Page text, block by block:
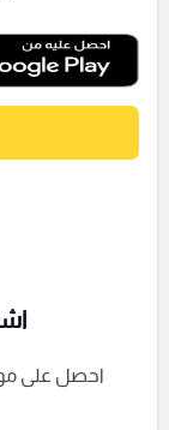
احصل على